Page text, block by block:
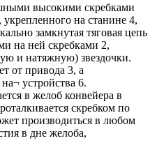
высокими скребками
на станине 4,
замкнутая тяговая цепь
на ней скребками 2,
и натяжную) звездочки.
от привода 3, а
устройства 6.
в желоб конвейера в
скребком по
производиться в любом
в дне желоба,